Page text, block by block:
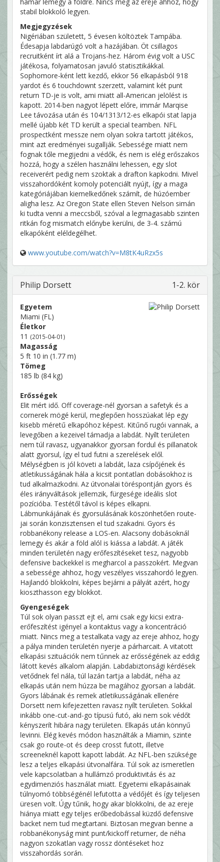
stabil blokkoló legyen.
Megjegyzések
Nigériában született, 5 évesen költöztek Tampába.
Édesapja labdarúgó volt a hazájában. Öt csillagos
recruitként írt alá a Trojans-hez. Három évig volt a USC
játékosa, folyamatosan javuló statisztikákkal.
Sophomore-ként lett kezdő, ekkor 56 elkapásból 918
yardot és 6 touchdownt szerzett, valamint két punt
return TD-je is volt, ami miatt all-American jelölést is
kapott. 2014-ben nagyot lépett előre, immár Marqise
Lee távozása után és 104/1313/12-es elkapói stat lapja
mellé újabb két TD került a special teamben. NFL
prospectként messze nem olyan sokra tartott játékos,
mint azt eredményei sugallják. Sebessége miatt nem
fognak tőle megijedni a védők, és nem is elég erőszakos
hozzá, hogy a szélen használni lehessen, egy slot
receiverért pedig nem szoktak a drafton kapkodni. Mivel
visszahordóként komoly potenciált nyújt, így a maga
kategóriájában kiemelkedőnek számít, de húzóember
aligha lesz. Az Oregon State ellen Steven Nelson simán
ki tudta venni a meccsből, szóval a legmagasabb szinten
ritkán fog mismatch előnybe kerülni, de 3-4. számú
elkapóként eléldegélhet.
www.youtube.com/watch?v=M8tK4uRzx5s
Philip Dorsett 1-2. kör
Egyetem
Miami (FL)
Életkor
11 (2015-04-01)
Magasság
5 ft 10 in (1.77 m)
Tömeg
185 lb (84 kg)
Erősségek
Elit mért idő. Off coverage-nél gyorsan a safetyk és a
cornerek mögé kerül, meglepően hosszúakat lép egy
kisebb méretű elkapóhoz képest. Kitűnő rugói vannak, a
levegőben a kezeivel támadja a labdát. Nyílt területen
nem túl ravasz, ugyanakkor gyorsan fordul és pillanatok
alatt gyorsul, így el tud futni a szerelések elől.
Mélységben is jól követi a labdát, laza csípőjének és
atletikusságának hála a kicsit pontatlan dobásokhoz is
tud alkalmazkodni. Az útvonalai töréspontján gyors és
éles irányváltások jellemzik, fürgesége ideális slot
pozícióba. Testétől távol is képes elkapni.
Lábmunkájának és gyorsulásának köszönhetően route-
jai során konzisztensen el tud szakadni. Gyors és
robbanékony release a LOS-en. Alacsony dobásoknál
lemegy és akár a föld alól is kiássa a labdát. A játék
minden területén nagy erőfeszítéseket tesz, nagyobb
defensive backekkel is megharcol a passzokért. Megvan
a sebessége ahhoz, hogy veszélyes visszahordó legyen.
Hajlandó blokkolni, képes bejárni a pályát azért, hogy
kioszthasson egy blokkot.
Gyengeségek
Túl sok olyan passzt ejt el, ami csak egy kicsi extra-
erőfeszítést igényel a kontaktus vagy a koncentráció
miatt. Nincs meg a testalkata vagy az ereje ahhoz, hogy
a pálya minden területén nyerje a párharcait. A vitatott
elkapási szituációk nem tűnnek az erősségének az eddig
látott kevés alkalom alapján. Labdabiztonsági kérdések
vetődnek fel nála, túl lazán tartja a labdát, néha az
elkapás után nem húzza be magához gyorsan a labdát.
Gyors lábának és remek atletikusságának ellenére
Dorsett nem kifejezetten ravasz nyílt területen. Sokkal
inkább one-cut-and-go típusú futó, aki nem sok védőt
kényszerít hibára nagy területen. Elkapás után könnyű
levinni. Elég kevés módon használták a Miamin, szinte
csak go route-ot és deep crosst futott, illetve
screeneknél kapott kapott labdát. Az NFL-ben szüksége
lesz a teljes elkapási útvonalfára. Túl sok az ismeretlen
vele kapcsolatban a hullámzó produktivitás és az
egydimenziós használat miatt. Egyetemi elkapásainak
túlnyomó többségénél lefutotta a védőjét és így teljesen
üresen volt. Úgy tűnik, hogy akar blokkolni, de az ereje
hiánya miatt egy teljes erőbedobással küzdő defensive
backet nem tud megtartani. Biztosan megvan benne a
robbanékonyság mint punt/kickoff returner, de néha
nagyon szokatlan vagy rossz döntéseket hoz
visszahordás során.